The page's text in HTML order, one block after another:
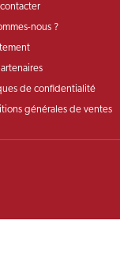
nous ?
de confidentialité
générales de ventes